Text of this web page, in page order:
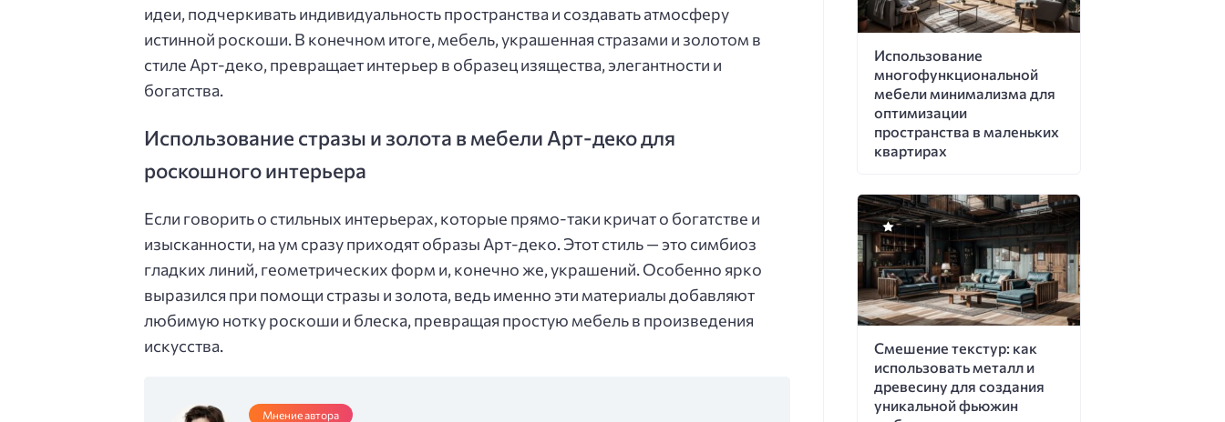
идеи, подчеркивать индивидуальность пространства и создавать атмосферу
истинной роскоши. В конечном итоге, мебель, украшенная стразами и золотом в
стиле Арт-деко, превращает интерьер в образец изящества, элегантности и
богатства.
Использование стразы и золота в мебели Арт-деко для
роскошного интерьера
Если говорить о стильных интерьерах, которые прямо-таки кричат о богатстве и
изысканности, на ум сразу приходят образы Арт-деко. Этот стиль — это симбиоз
гладких линий, геометрических форм и, конечно же, украшений. Особенно ярко
выразился при помощи стразы и золота, ведь именно эти материалы добавляют
любимую нотку роскоши и блеска, превращая простую мебель в произведения
искусства.
Мнение автора
Использование
многофункциональной
мебели минимализма для
оптимизации
пространства в маленьких
квартирах
Смешение текстур: как
использовать металл и
древесину для создания
уникальной фьюжин